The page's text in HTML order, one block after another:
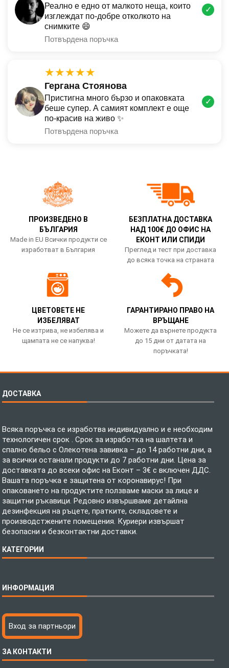
Реално е едно от малкото неща, които
изглеждат по-добре отколкото на
снимките 😄
Потвърдена поръчка
✓
★★★★★
Гергана Стоянова
Пристигна много бързо и опаковката
беше супер. А самият комплект е още
по-красив на живо ✨
Потвърдена поръчка
✓
ПРОИЗВЕДЕНО В
БЪЛГАРИЯ
Made in EU Всички продукти се
изработват в България
БЕЗПЛАТНА ДОСТАВКА
НАД 100€ ДО ОФИС НА
ЕКОНТ ИЛИ СПИДИ
Преглед и тест при доставка
до всяка точка на страната
ЦВЕТОВЕТЕ НЕ
ИЗБЕЛЯВАТ
Не се изтрива, не избелява и
щампата не се напуква!
ГАРАНТИРАНО ПРАВО НА
ВРЪЩАНЕ
Можете да върнете продукта
до 15 дни от датата на
поръчката!
ДОСТАВКА
Всяка поръчка се изработва индивидуално и е необходим
технологичен срок . Срок за изработка на шалтета и
спално бельо с Олекотена завивка – до 14 работни дни, а
за всички останали продукти до 7 работни дни. Цена за
доставката до всеки офис на Еконт – 3€ с включен ДДС.
Вашата поръчка е защитена от коронавирус! При
опаковането на продуктите ползваме маски за лице и
защитни ръкавици. Редовно извършваме детайлна
дезинфекция на ръцете, пратките, складовете и
производстжените помещения. Куриери извършат
безопасни и безконтактни доставки.
КАТЕГОРИИ
Бебешки спални комплекти
Тениски с пълноцветен печат
Хавлиени кърпи
Пончо за водни спортове
ИНФОРМАЦИЯ
Технология на печатане
Файлове за печат
Как да поръчам?
Вход за партньори
ЗА КОНТАКТИ